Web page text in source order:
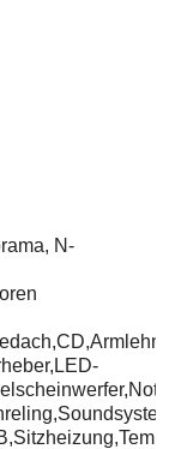
N-